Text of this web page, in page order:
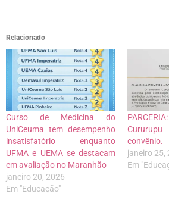
Relacionado
Curso de Medicina do
UniCeuma tem desempenho
insatisfatório enquanto
UFMA e UEMA se destacam
em avaliação no Maranhão
janeiro 20, 2026
Em "Educação"
convênio.
janeiro 25,
Em